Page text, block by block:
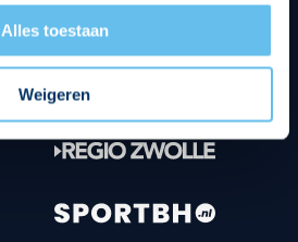
Alles toestaan
Weigeren